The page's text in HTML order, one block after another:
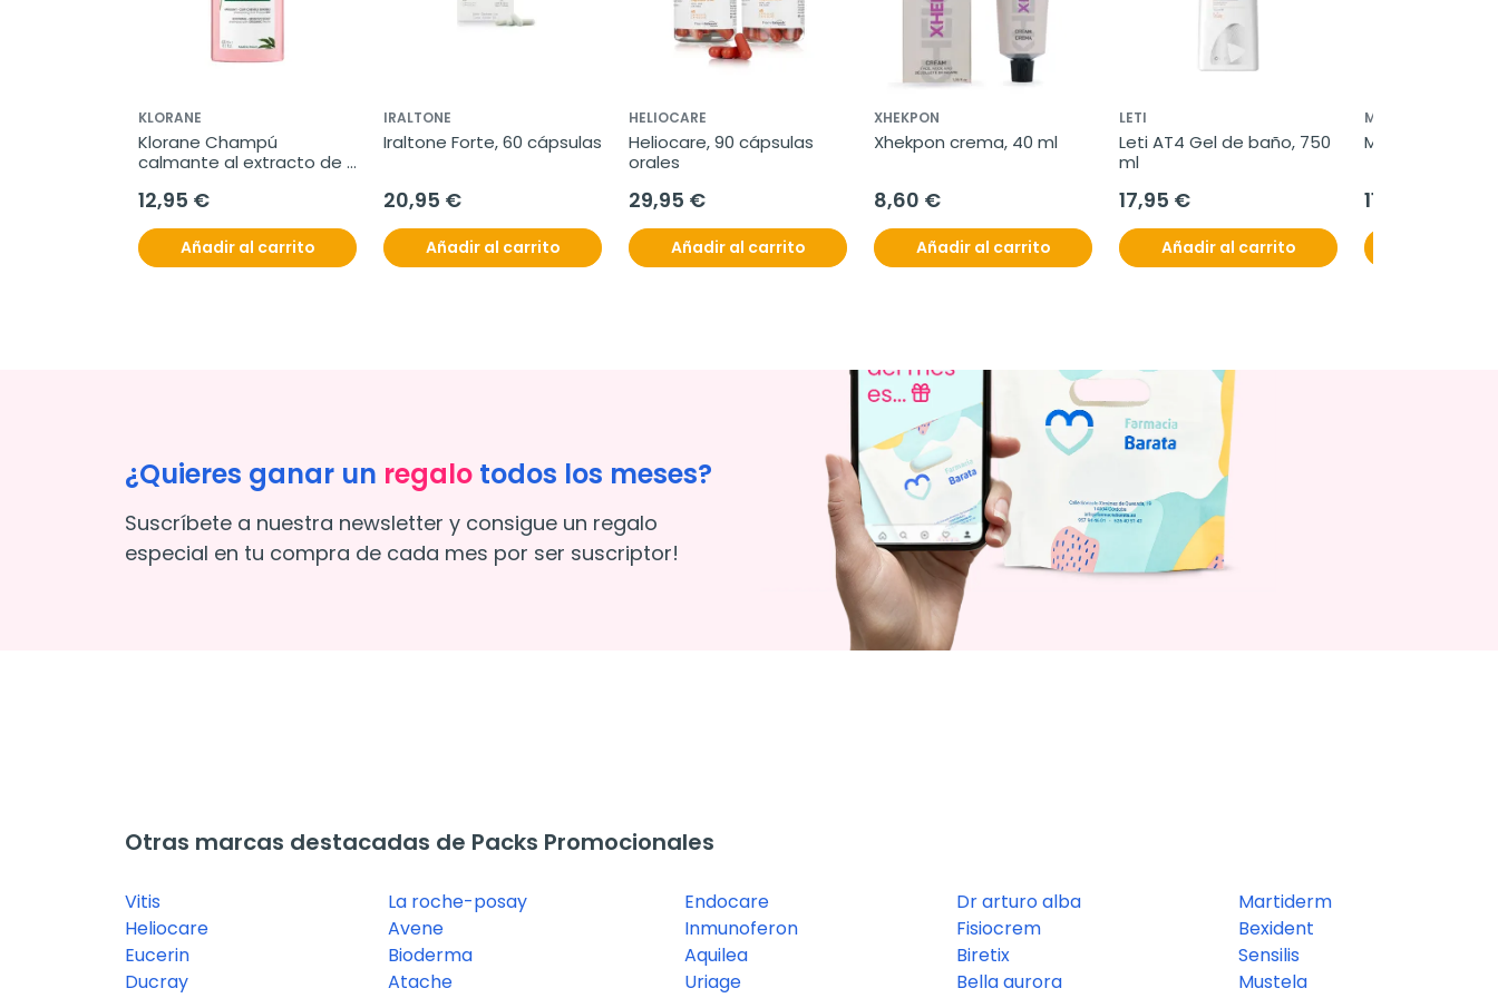
KLORANE
Klorane Champú
calmante al extracto de
12,95 €
Añadir al carrito
IRALTONE
Iraltone Forte, 60 cápsulas
20,95 €
Añadir al carrito
HELIOCARE
Heliocare, 90 cápsulas
orales
29,95 €
Añadir al carrito
XHEKPON
Xhekpon crema, 40 ml
8,60 €
Añadir al carrito
LETI
Leti AT4 Gel de baño, 750
ml
17,95 €
Añadir al carrito
MUSTELA
Mustela
11,95 €
¿Quieres ganar un regalo todos los meses?
Suscríbete a nuestra newsletter y consigue un regalo
especial en tu compra de cada mes por ser suscriptor!
Otras marcas destacadas de Packs Promocionales
Vitis
Heliocare
Eucerin
Ducray
La roche-posay
Avene
Bioderma
Atache
Endocare
Inmunoferon
Aquilea
Uriage
Dr arturo alba
Fisiocrem
Biretix
Bella aurora
Martiderm
Bexident
Sensilis
Mustela